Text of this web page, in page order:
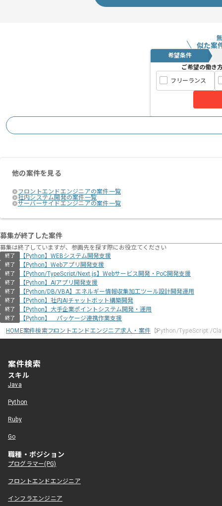
似た案
希望条件
ご希望の働き
フリーランス
他の案件を見る
フロントエンドエンジニアの案件一覧
社内システム開発の案件一覧
サーバーサイドエンジニアの案件一覧
募集が終了した案件
募集は終了していますが、参画先を探す際にお役立てください
終了 【Python】WEBシステム開発支援
終了 【Python】Webアプリ開発支援
終了 【Python/TypeScript/Next.js】Webサービス開発・PoC開発支援
終了 【Python】AIアプリ開発支援
終了 【Python/DB/VBA】エネルギー情報収集加工ツール設計開発運用
終了 【Python】社内AIチャットボット構築開発
終了 【Python】大手企業ポイントシステム開発・運用
終了
【Python】 パッケージ連携作業支援
HOME案件検索フロントエンドエンジニア求人・案件 【Python/TypeScript /
案件検索
スキル
Java
Python
Ruby
Go
職種・ポジション
プログラマー(PG)
フロントエンドエンジニア
インフラエンジニア